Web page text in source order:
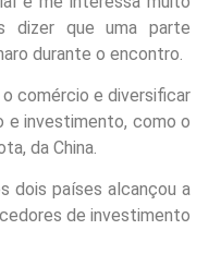
dizer que uma parte
durante o encontro.
comércio e diversificar
e investimento, como o
da China.
dois países alcançou a
de investimento